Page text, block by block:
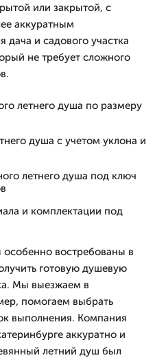
или закрытой, с
аккуратным
и садового участка
не требует сложного
летнего душа по размеру
душа с учетом уклона и
летнего душа под ключ
и комплектации под
особенно востребованы в
готовую душевую
Мы выезжаем в
помогаем выбрать
выполнения. Компания
аккуратно и
летний душ был